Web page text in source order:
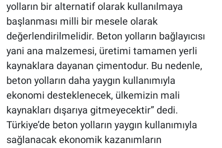
yolların bir alternatif olarak kullanılmaya
başlanması milli bir mesele olarak
değerlendirilmelidir. Beton yolların bağlayıcısı
yani ana malzemesi, üretimi tamamen yerli
kaynaklara dayanan çimentodur. Bu nedenle,
beton yolların daha yaygın kullanımıyla
ekonomi desteklenecek, ülkemizin mali
kaynakları dışarıya gitmeyecektir” dedi.
Türkiye’de beton yolların yaygın kullanımıyla
sağlanacak ekonomik kazanımların